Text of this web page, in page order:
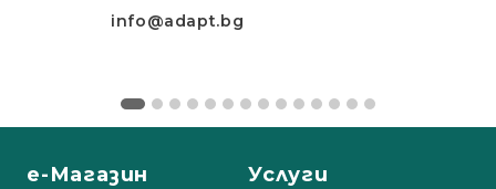
info@adapt.bg
е-Магазин Услуги